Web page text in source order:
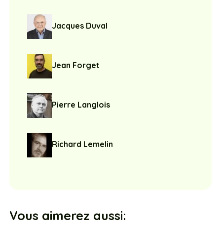
Jacques Duval
Jean Forget
Pierre Langlois
Richard Lemelin
Vous aimerez aussi: